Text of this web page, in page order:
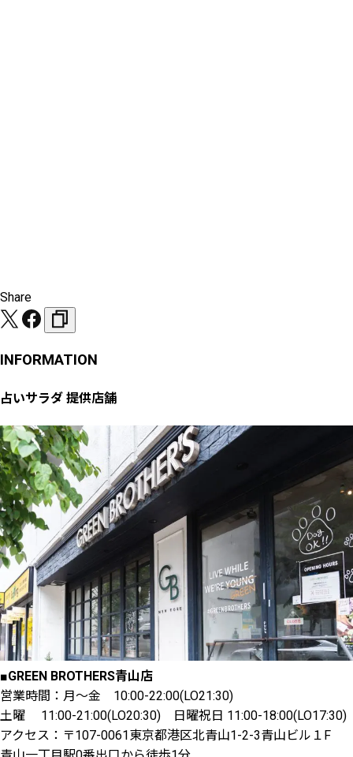
Share
INFORMATION
占いサラダ 提供店舗
■GREEN BROTHERS青山店
営業時間：月～金 10:00-22:00(LO21:30)
土曜 11:00-21:00(LO20:30) 日曜祝日 11:00-18:00(LO17:30)
アクセス：〒107-0061東京都港区北青山1-2-3青山ビル１F